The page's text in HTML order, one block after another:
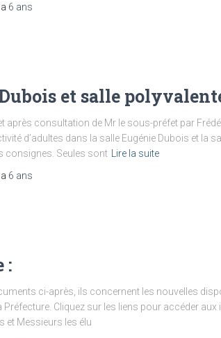
a 6 ans
et salle
après consultation de Mr le sous-préfet par
d’adultes dans la salle Eugénie Dubois et la
consignes. Seules sont
Lire la suite
a 6 ans
:
ci-après, ils concernent les nouvelles
Cliquez sur les liens pour accéder aux
et Messieurs les élu